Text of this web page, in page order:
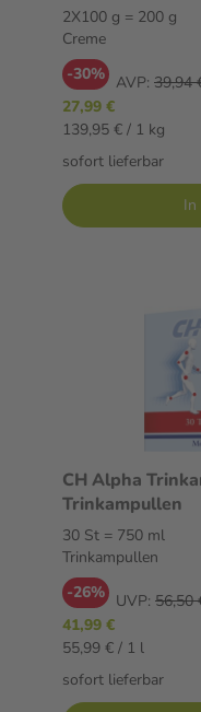
2X100 g = 200 g
Creme
-30% AVP: 39,94
27,99 €
139,95 € / 1 kg
sofort lieferbar
In
CH Alpha
Trinkampullen
30 St = 750 ml
Trinkampullen
-26% UVP: 56,50
41,99 €
55,99 € / 1 l
sofort lieferbar